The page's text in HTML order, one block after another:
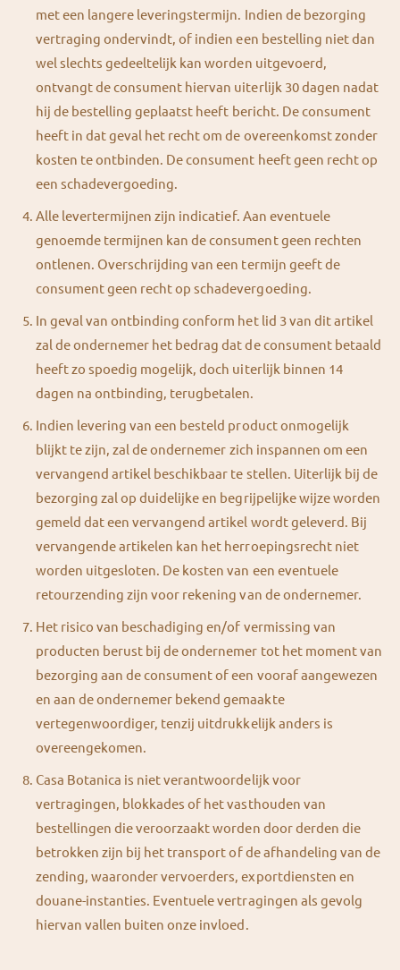
met een langere leveringstermijn. Indien de bezorging
vertraging ondervindt, of indien een bestelling niet dan
wel slechts gedeeltelijk kan worden uitgevoerd,
ontvangt de consument hiervan uiterlijk 30 dagen nadat
hij de bestelling geplaatst heeft bericht. De consument
heeft in dat geval het recht om de overeenkomst zonder
kosten te ontbinden. De consument heeft geen recht op
een schadevergoeding.
Alle levertermijnen zijn indicatief. Aan eventuele
genoemde termijnen kan de consument geen rechten
ontlenen. Overschrijding van een termijn geeft de
consument geen recht op schadevergoeding.
In geval van ontbinding conform het lid 3 van dit artikel
zal de ondernemer het bedrag dat de consument betaald
heeft zo spoedig mogelijk, doch uiterlijk binnen 14
dagen na ontbinding, terugbetalen.
Indien levering van een besteld product onmogelijk
blijkt te zijn, zal de ondernemer zich inspannen om een
vervangend artikel beschikbaar te stellen. Uiterlijk bij de
bezorging zal op duidelijke en begrijpelijke wijze worden
gemeld dat een vervangend artikel wordt geleverd. Bij
vervangende artikelen kan het herroepingsrecht niet
worden uitgesloten. De kosten van een eventuele
retourzending zijn voor rekening van de ondernemer.
Het risico van beschadiging en/of vermissing van
producten berust bij de ondernemer tot het moment van
bezorging aan de consument of een vooraf aangewezen
en aan de ondernemer bekend gemaakte
vertegenwoordiger, tenzij uitdrukkelijk anders is
overeengekomen.
Casa Botanica is niet verantwoordelijk voor
vertragingen, blokkades of het vasthouden van
bestellingen die veroorzaakt worden door derden die
betrokken zijn bij het transport of de afhandeling van de
zending, waaronder vervoerders, exportdiensten en
douane-instanties. Eventuele vertragingen als gevolg
hiervan vallen buiten onze invloed.